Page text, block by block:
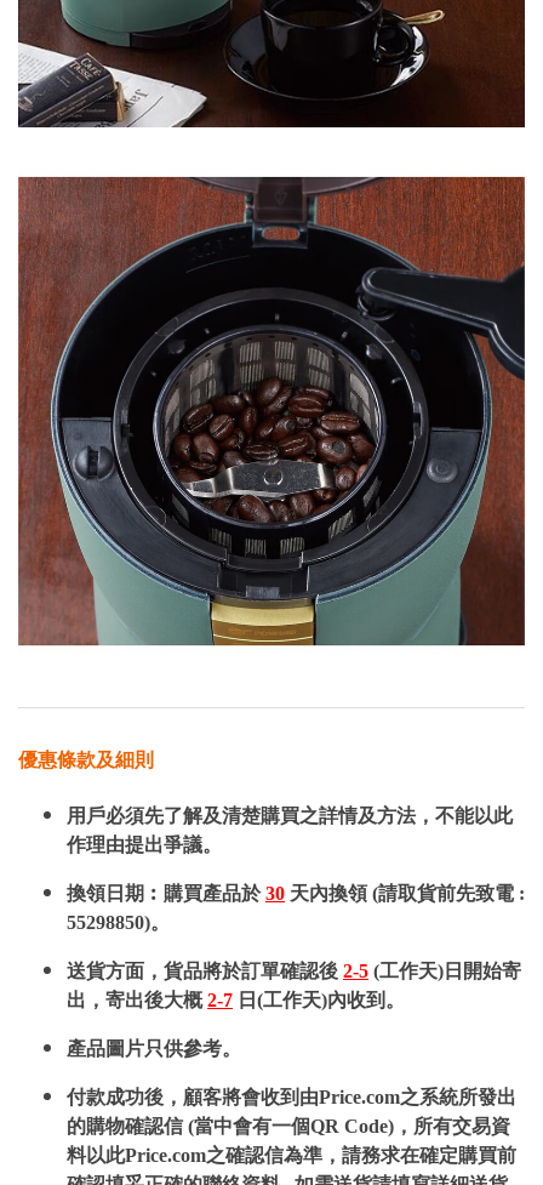
優惠條款及細則
用戶必須先了解及清楚購買之詳情及方法，不能以此
作理由提出爭議。
換領日期︰購買產品於30 天內換領 (請取貨前先致電 :
55298850)。
送貨方面，貨品將於訂單確認後 2-5 (工作天)日開始寄
出，寄出後大概2-7 日(工作天)內收到。
產品圖片只供參考。
付款成功後，顧客將會收到由Price.com之系統所發出
的購物確認信 (當中會有一個QR Code)，所有交易資
料以此Price.com之確認信為準，請務求在確定購買前